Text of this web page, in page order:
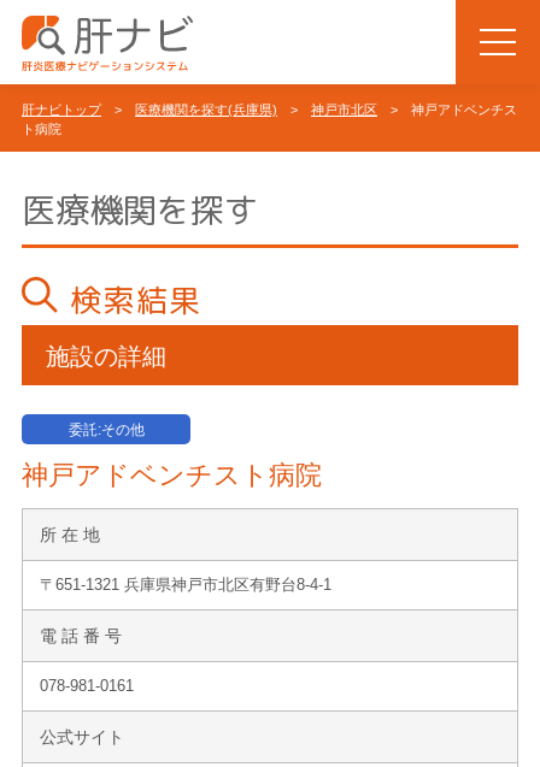
肝ナビトップ> 医療機関を探す(兵庫県) > 神戸市北区 > 神戸アドベンチス
ト病院
医療機関を探す
検索結果
施設の詳細
委託:その他
神戸アドベンチスト病院
所 在 地
〒651-1321 兵庫県神戸市北区有野台8-4-1
電 話 番 号
078-981-0161
公式サイト